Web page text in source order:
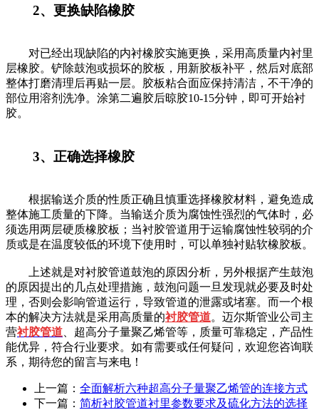
2、更换缺陷橡胶
对已经出现缺陷的内衬橡胶实施更换，采用高质量内衬里
层橡胶。铲除鼓泡或损坏的胶板，用新胶板补平，然后对底部
整体打磨清理后再贴一层。胶板粘合面应保持清洁，不干净的
部位用溶剂洗净。涂第二遍胶后晾胶10-15分钟，即可开始衬
胶。
3、正确选择橡胶
根据输送介质的性质正确且慎重选择橡胶材料，避免造成
整体施工质量的下降。当输送介质为腐蚀性强烈的气体时，必
须选用两层硬质橡胶板；当衬胶管道用于运输腐蚀性较弱的介
质或是在温度较低的环境下使用时，可以单独衬贴软橡胶板。
上述就是对衬胶管道鼓泡的原因分析，另外根据产生鼓泡
的原因提出的几点处理措施，鼓泡问题一旦发现就必要及时处
理，否则会影响管道运行，导致管道的泄露或堵塞。而一个根
本的解决方法就是采用高质量的衬胶管道。迈尔斯管业公司主
营衬胶管道 超高分子量聚乙烯管等，质量可靠稳定，产品性
能优异，符合行业要求。如有需要或任何疑问，欢迎您咨询联
系，期待您的留言与来电！
上一篇： 全面解析六种超高分子量聚乙烯管的连接方式
下一篇： 简析衬胶管道衬里参数要求及硫化方法的选择